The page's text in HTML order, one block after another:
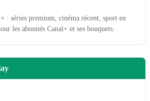
: séries premium, cinéma récent, sport en
les abonnés Canal+ et ses bouquets.